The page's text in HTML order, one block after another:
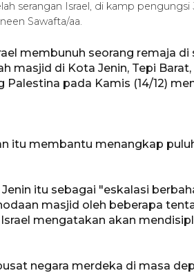
serangan Israel, di kamp pengungsi
Sawafta/aa.
membunuh seorang remaja di
masjid di Kota Jenin, Tepi
pada Kamis (14/12)
itu membantu menangkap
itu sebagai "eskalasi
masjid oleh beberapa
mengatakan akan
negara merdeka di masa